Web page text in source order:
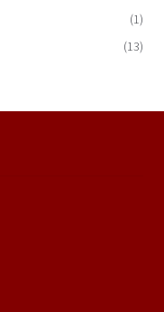
(1)
(13)